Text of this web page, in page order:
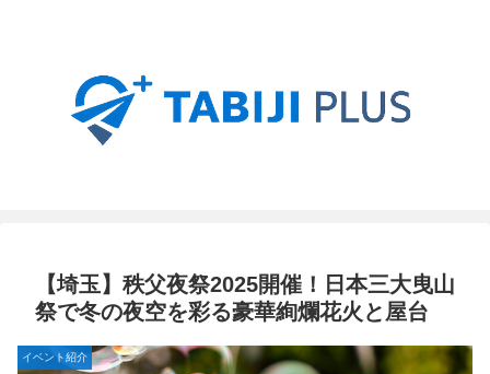
【埼玉】秩父夜祭2025開催！日本三大曳山
祭で冬の夜空を彩る豪華絢爛花火と屋台
イベント紹介